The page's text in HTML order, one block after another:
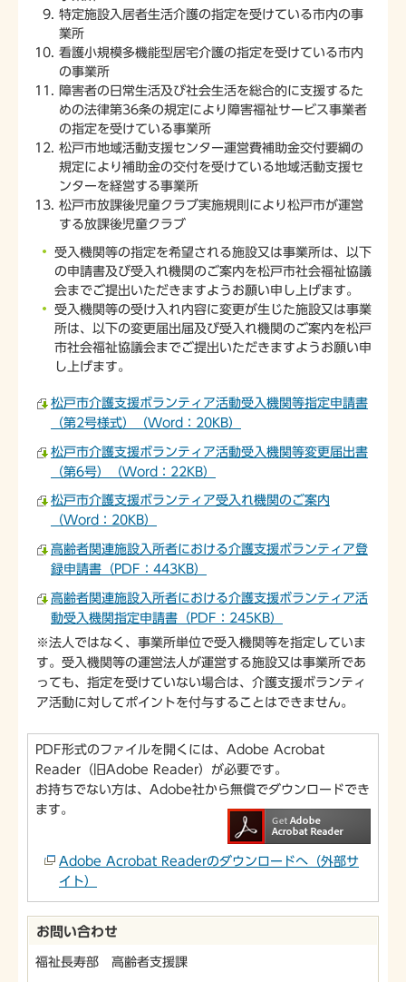
特定施設入居者生活介護の指定を受けている市内の事
業所
看護小規模多機能型居宅介護の指定を受けている市内
の事業所
障害者の日常生活及び社会生活を総合的に支援するた
めの法律第36条の規定により障害福祉サービス事業者
の指定を受けている事業所
松戸市地域活動支援センター運営費補助金交付要綱の
規定により補助金の交付を受けている地域活動支援セ
ンターを経営する事業所
松戸市放課後児童クラブ実施規則により松戸市が運営
する放課後児童クラブ
受入機関等の指定を希望される施設又は事業所は、以下
の申請書及び受入れ機関のご案内を松戸市社会福祉協議
会までご提出いただきますようお願い申し上げます。
受入機関等の受け入れ内容に変更が生じた施設又は事業
所は、以下の変更届出届及び受入れ機関のご案内を松戸
市社会福祉協議会までご提出いただきますようお願い申
し上げます。
松戸市介護支援ボランティア活動受入機関等指定申請書
（第2号様式）（Word：20KB）
松戸市介護支援ボランティア活動受入機関等変更届出書
（第6号）（Word：22KB）
松戸市介護支援ボランティア受入れ機関のご案内
（Word：20KB）
高齢者関連施設入所者における介護支援ボランティア登
録申請書（PDF：443KB）
高齢者関連施設入所者における介護支援ボランティア活
動受入機関指定申請書（PDF：245KB）
※法人ではなく、事業所単位で受入機関等を指定していま
す。受入機関等の運営法人が運営する施設又は事業所であ
っても、指定を受けていない場合は、介護支援ボランティ
ア活動に対してポイントを付与することはできません。
PDF形式のファイルを開くには、Adobe Acrobat
Reader（旧Adobe Reader）が必要です。
お持ちでない方は、Adobe社から無償でダウンロードでき
ます。
Adobe Acrobat Readerのダウンロードへ（外部サ
イト）
お問い合わせ
福祉長寿部 高齢者支援課